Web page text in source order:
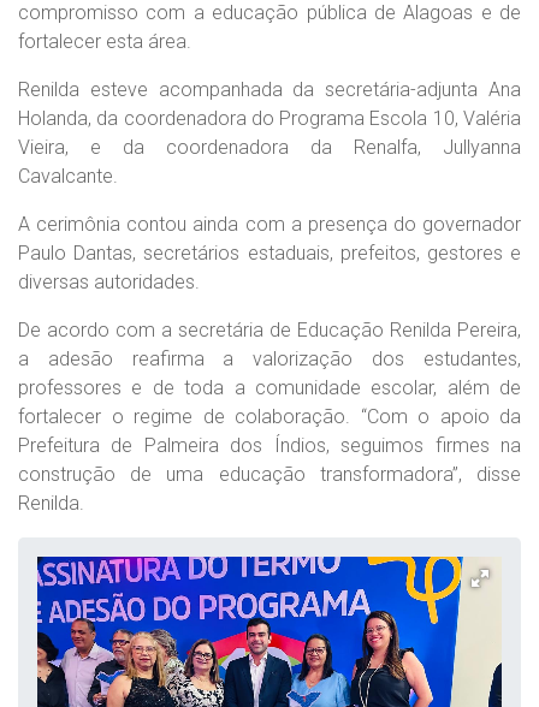
compromisso com a educação pública de Alagoas e de
fortalecer esta área.
Renilda esteve acompanhada da secretária-adjunta Ana
Holanda, da coordenadora do Programa Escola 10, Valéria
Vieira, e da coordenadora da Renalfa, Jullyanna
Cavalcante.
A cerimônia contou ainda com a presença do governador
Paulo Dantas, secretários estaduais, prefeitos, gestores e
diversas autoridades.
De acordo com a secretária de Educação Renilda Pereira,
a adesão reafirma a valorização dos estudantes,
professores e de toda a comunidade escolar, além de
fortalecer o regime de colaboração. “Com o apoio da
Prefeitura de Palmeira dos Índios, seguimos firmes na
construção de uma educação transformadora”, disse
Renilda.